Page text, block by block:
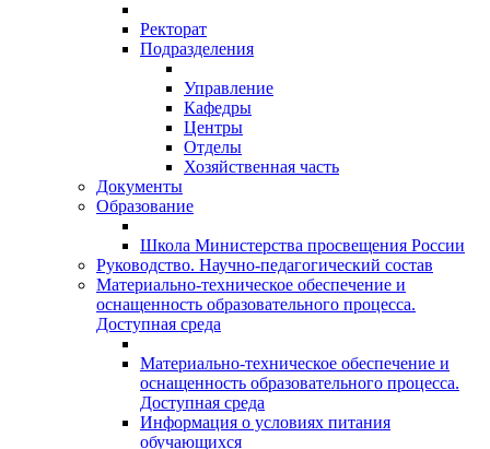
Ректорат
Подразделения
Управление
Кафедры
Центры
Отделы
Хозяйственная часть
Документы
Образование
Школа Министерства просвещения России
Руководство. Научно-педагогический состав
Материально-техническое обеспечение и
оснащенность образовательного процесса.
Доступная среда
Материально-техническое обеспечение и
оснащенность образовательного процесса.
Доступная среда
Информация о условиях питания
обучающихся